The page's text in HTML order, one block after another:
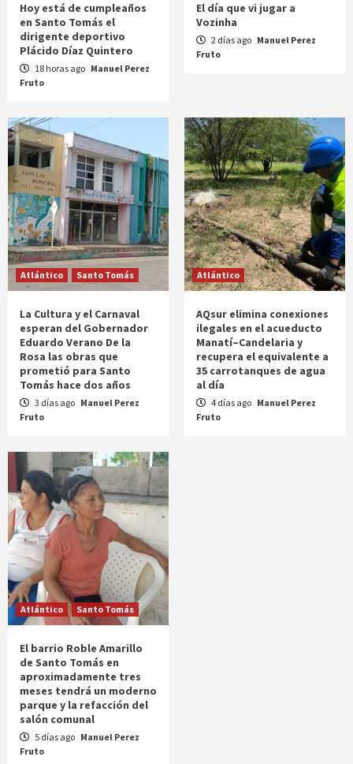
Hoy está de cumpleaños
en Santo Tomás el
dirigente deportivo
Plácido Díaz Quintero
18 horas ago Manuel Perez
Fruto
El día que vi jugar a
Vozinha
2 días ago Manuel Perez
Fruto
Atlántico Santo Tomás
La Cultura y el Carnaval
esperan del Gobernador
Eduardo Verano De la
Rosa las obras que
prometió para Santo
Tomás hace dos años
3 días ago Manuel Perez
Fruto
Atlántico
AQsur elimina conexiones
ilegales en el acueducto
Manatí–Candelaria y
recupera el equivalente a
35 carrotanques de agua
al día
4 días ago Manuel Perez
Fruto
Atlántico Santo Tomás
El barrio Roble Amarillo
de Santo Tomás en
aproximadamente tres
meses tendrá un moderno
parque y la refacción del
salón comunal
5 días ago Manuel Perez
Fruto